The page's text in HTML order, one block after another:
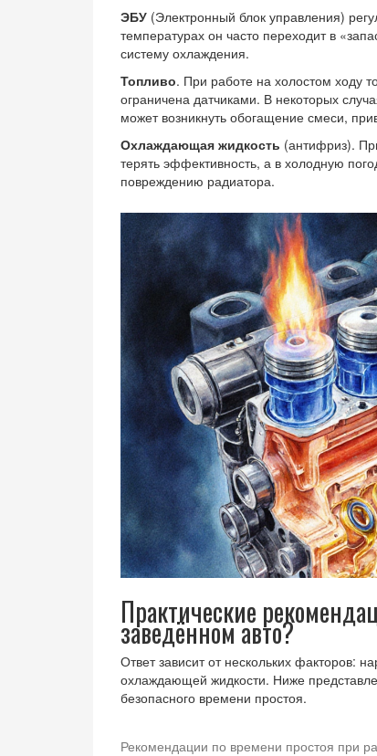
ЭБУ (Электронный блок управления)
температурах он часто переходит в
систему охлаждения.
Топливо. При работе на холостом ходу
ограничена датчиками. В некоторых
может возникнуть обогащение смеси,
Охлаждающая жидкость (антифриз).
терять эффективность, а в холодную
повреждению радиатора.
Практические
заведённом авто?
Ответ зависит от нескольких факторов:
охлаждающей жидкости. Ниже
безопасного времени простоя.
Рекомендации по времени простоя при